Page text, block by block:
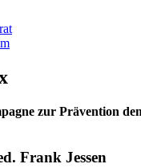
zur Prävention
Frank Jessen